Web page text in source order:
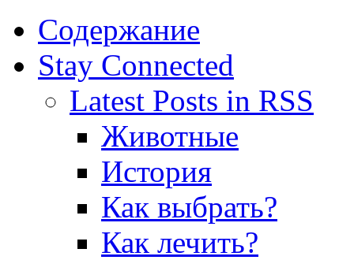
Содержание
Stay Connected
Latest Posts in RSS
Животные
История
Как выбрать?
Как лечить?